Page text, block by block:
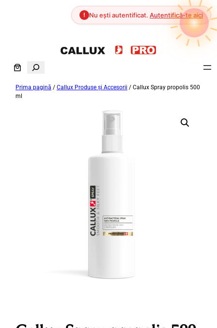
conținut
a
Prima pagină / Callux Produse și Accesorii / Callux Spray propolis 500
ml
! Nu ești autentificat. Autentifică-te aici